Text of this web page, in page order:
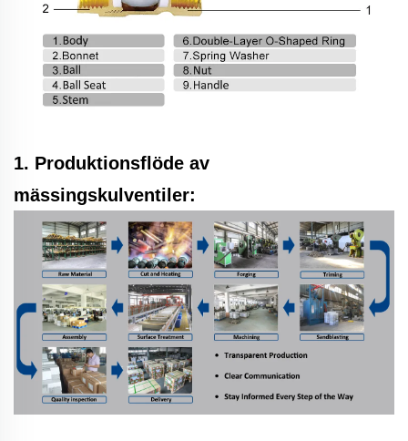
1. Produktionsflöde av
mässingskulventiler: